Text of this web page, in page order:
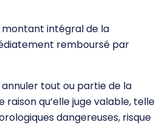
intégral de la
remboursé par
tout ou partie de la
qu’elle juge valable, telle
dangereuses, risque